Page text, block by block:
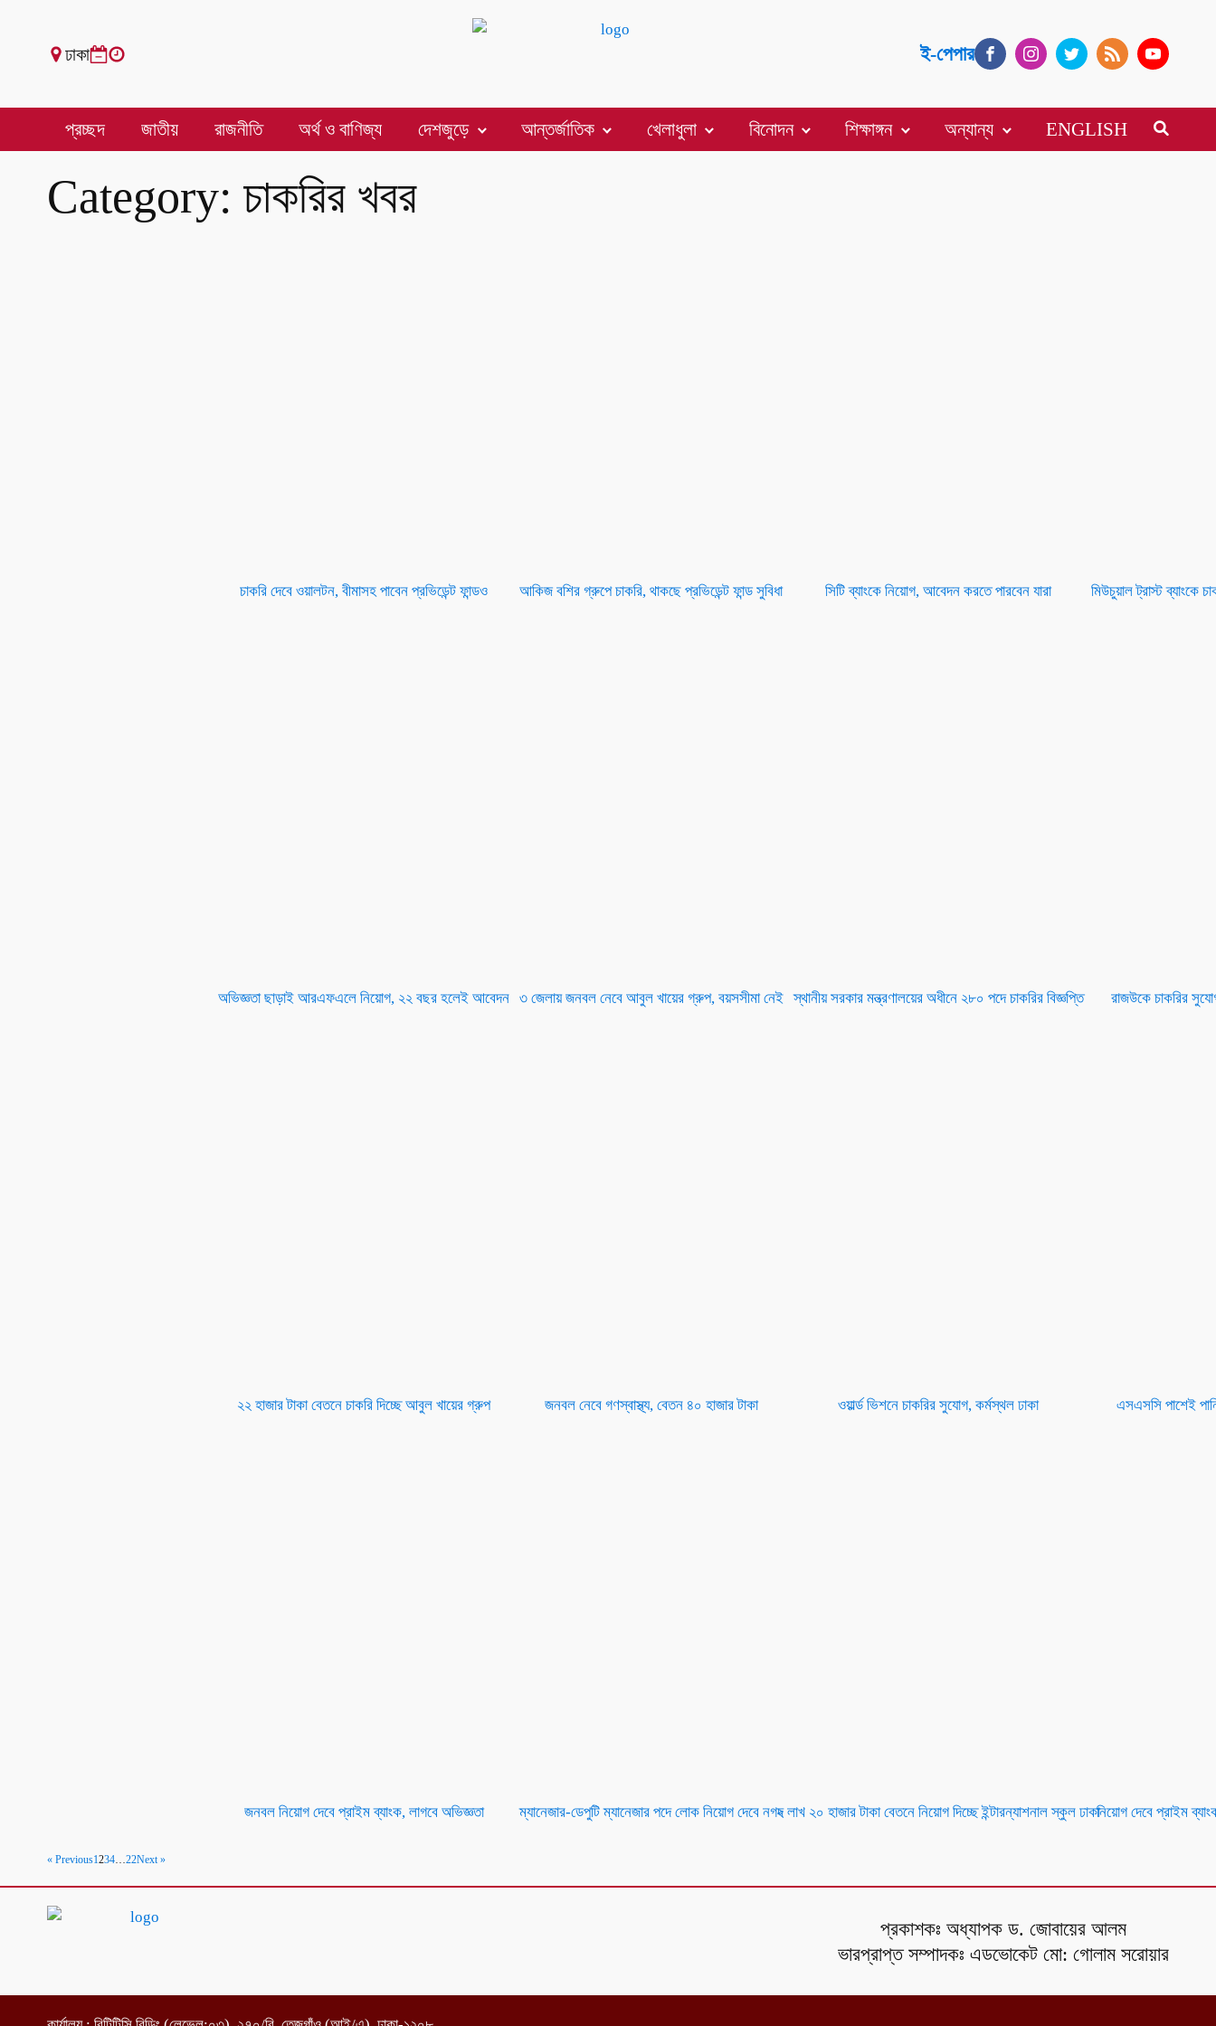
ঢাকা ই-পেপার
প্রচ্ছদ জাতীয় রাজনীতি অর্থ ও বাণিজ্য দেশজুড়ে আন্তর্জাতিক খেলাধুলা বিনোদন শিক্ষাঙ্গন অন্যান্য ENGLISH
Category: চাকরির খবর
চাকরি দেবে ওয়ালটন, বীমাসহ পাবেন প্রভিডেন্ট ফান্ডও আকিজ বশির গ্রুপে চাকরি, থাকছে প্রভিডেন্ট ফান্ড সুবিধা সিটি ব্যাংকে নিয়োগ, আবেদন করতে পারবেন যারা মিউচুয়াল ট্রাস্ট ব্যাংকে
অভিজ্ঞতা ছাড়াই আরএফএলে নিয়োগ, ২২ বছর হলেই আবেদন ৩ জেলায় জনবল নেবে আবুল খায়ের গ্রুপ, বয়সসীমা নেই স্থানীয় সরকার মন্ত্রণালয়ের অধীনে ২৮০ পদে চাকরির বিজ্ঞপ্তি রাজউকে চাকরির
২২ হাজার টাকা বেতনে চাকরি দিচ্ছে আবুল খায়ের গ্রুপ জনবল নেবে গণস্বাস্থ্য, বেতন ৪০ হাজার টাকা ওয়ার্ল্ড ভিশনে চাকরির সুযোগ, কর্মস্থল ঢাকা এসএসসি পাশেই
জনবল নিয়োগ দেবে প্রাইম ব্যাংক, লাগবে অভিজ্ঞতা ম্যানেজার-ডেপুটি ম্যানেজার পদে লোক নিয়োগ দেবে নগদ২ লাখ ২০ হাজার টাকা বেতনে নিয়োগ দিচ্ছে ইন্টারন্যাশনাল স্কুল ঢাকানিয়োগ দেবে প্রাইম
« Previous1234…22Next »
প্রকাশকঃ অধ্যাপক ড. জোবায়ের আলম
ভারপ্রাপ্ত সম্পাদকঃ এডভোকেট মো: গোলাম সরোয়ার